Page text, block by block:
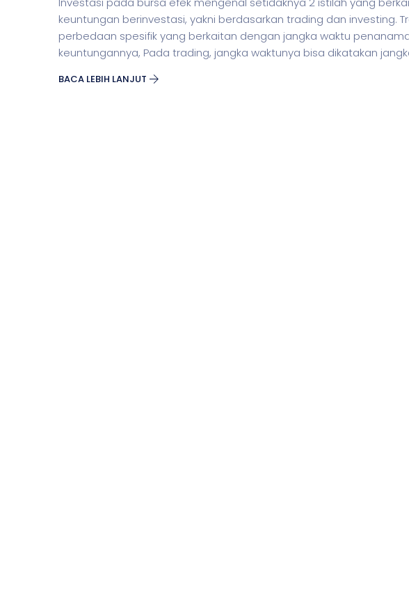
keuntungan berinvestasi, yakni berdasarkan trading dan investing.
perbedaan spesifik yang berkaitan dengan jangka waktu
keuntungannya, Pada trading, jangka waktunya bisa dikatakan
BACA LEBIH LANJUT